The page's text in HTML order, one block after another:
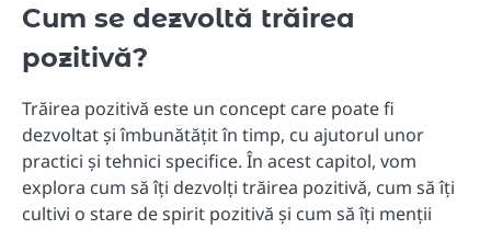
Cum se dezvoltă trăirea
pozitivă?
Trăirea pozitivă este un concept care poate fi
dezvoltat și îmbunătățit în timp, cu ajutorul unor
practici și tehnici specifice. În acest capitol, vom
explora cum să îți dezvolți trăirea pozitivă, cum să îți
cultivi o stare de spirit pozitivă și cum să îți menții